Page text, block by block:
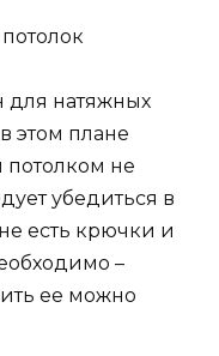
для натяжных
этом плане
не
убедиться в
есть крючки и
–
ее можно